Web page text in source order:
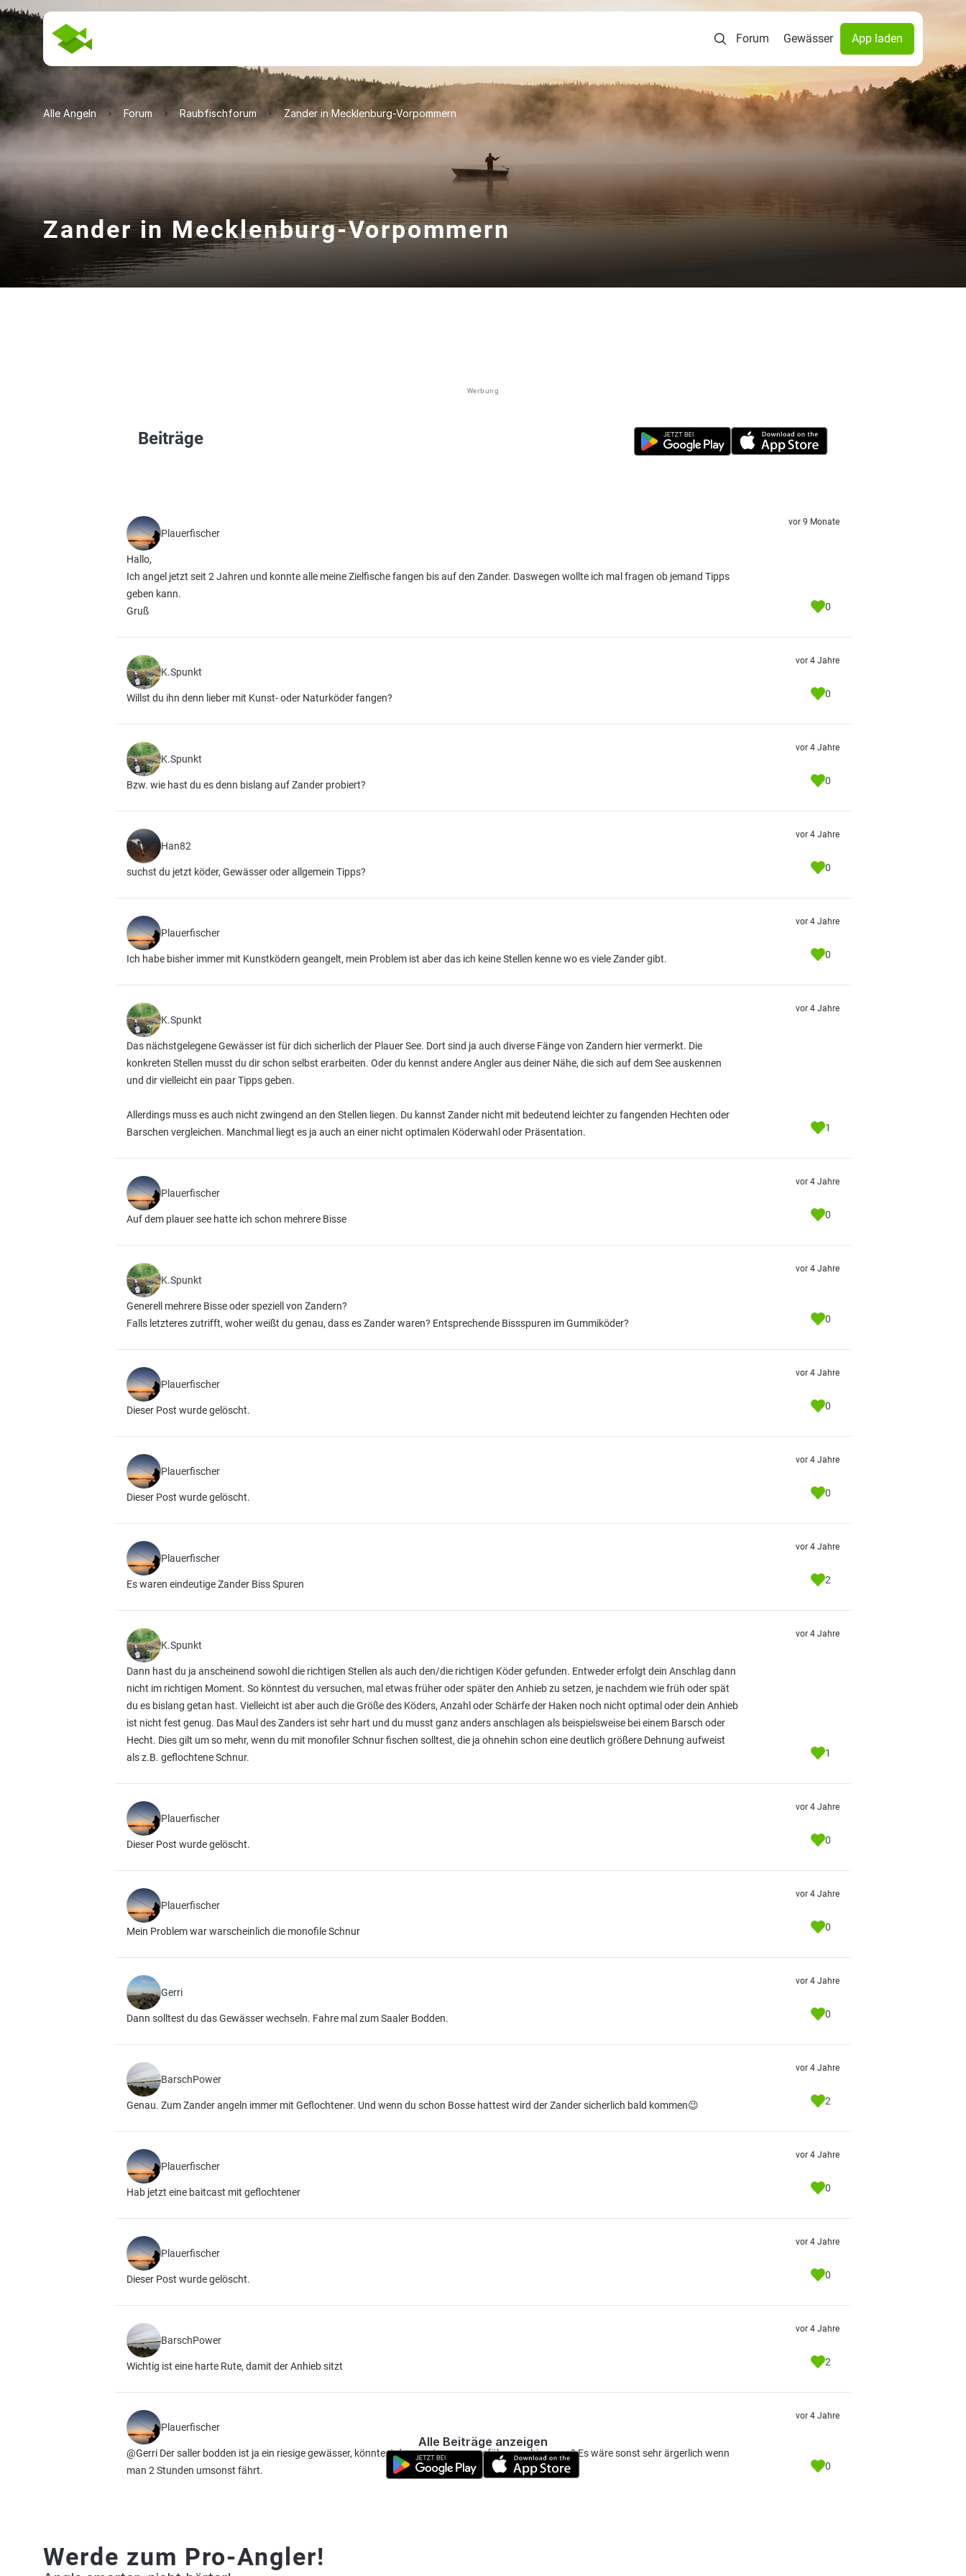
Forum Gewässer App laden
Alle Angeln Forum Raubfischforum Zander in Mecklenburg-Vorpommern
Zander in Mecklenburg-Vorpommern
Werbung
Beiträge
Plauerfischer
Hallo,
Ich angel jetzt seit 2 Jahren und konnte alle meine Zielfische fangen bis auf den Zander. Daswegen wollte ich mal fragen ob jemand Tipps
geben kann.
Gruß
vor 9 Monate
0
K.Spunkt
Willst du ihn denn lieber mit Kunst- oder Naturköder fangen?
vor 4 Jahre
0
K.Spunkt
Bzw. wie hast du es denn bislang auf Zander probiert?
vor 4 Jahre
0
Han82
suchst du jetzt köder, Gewässer oder allgemein Tipps?
vor 4 Jahre
0
Plauerfischer
Ich habe bisher immer mit Kunstködern geangelt, mein Problem ist aber das ich keine Stellen kenne wo es viele Zander gibt.
vor 4 Jahre
0
K.Spunkt
Das nächstgelegene Gewässer ist für dich sicherlich der Plauer See. Dort sind ja auch diverse Fänge von Zandern hier vermerkt. Die
konkreten Stellen musst du dir schon selbst erarbeiten. Oder du kennst andere Angler aus deiner Nähe, die sich auf dem See auskennen
und dir vielleicht ein paar Tipps geben.
Allerdings muss es auch nicht zwingend an den Stellen liegen. Du kannst Zander nicht mit bedeutend leichter zu fangenden Hechten oder
Barschen vergleichen. Manchmal liegt es ja auch an einer nicht optimalen Köderwahl oder Präsentation.
vor 4 Jahre
1
Plauerfischer
Auf dem plauer see hatte ich schon mehrere Bisse
vor 4 Jahre
0
K.Spunkt
Generell mehrere Bisse oder speziell von Zandern?
Falls letzteres zutrifft, woher weißt du genau, dass es Zander waren? Entsprechende Bissspuren im Gummiköder?
vor 4 Jahre
0
Plauerfischer
Dieser Post wurde gelöscht.
vor 4 Jahre
0
Plauerfischer
Dieser Post wurde gelöscht.
vor 4 Jahre
0
Plauerfischer
Es waren eindeutige Zander Biss Spuren
vor 4 Jahre
2
K.Spunkt
Dann hast du ja anscheinend sowohl die richtigen Stellen als auch den/die richtigen Köder gefunden. Entweder erfolgt dein Anschlag dann
nicht im richtigen Moment. So könntest du versuchen, mal etwas früher oder später den Anhieb zu setzen, je nachdem wie früh oder spät
du es bislang getan hast. Vielleicht ist aber auch die Größe des Köders, Anzahl oder Schärfe der Haken noch nicht optimal oder dein Anhieb
ist nicht fest genug. Das Maul des Zanders ist sehr hart und du musst ganz anders anschlagen als beispielsweise bei einem Barsch oder
Hecht. Dies gilt um so mehr, wenn du mit monofiler Schnur fischen solltest, die ja ohnehin schon eine deutlich größere Dehnung aufweist
als z.B. geflochtene Schnur.
vor 4 Jahre
1
Plauerfischer
Dieser Post wurde gelöscht.
vor 4 Jahre
0
Plauerfischer
Mein Problem war warscheinlich die monofile Schnur
vor 4 Jahre
0
Gerri
Dann solltest du das Gewässer wechseln. Fahre mal zum Saaler Bodden.
vor 4 Jahre
0
BarschPower
Genau. Zum Zander angeln immer mit Geflochtener. Und wenn du schon Bosse hattest wird der Zander sicherlich bald kommen😉
vor 4 Jahre
2
Plauerfischer
Hab jetzt eine baitcast mit geflochtener
vor 4 Jahre
0
Plauerfischer
Dieser Post wurde gelöscht.
vor 4 Jahre
0
BarschPower
Wichtig ist eine harte Rute, damit der Anhieb sitzt
vor 4 Jahre
2
Plauerfischer
@Gerri Der saller bodden ist ja ein riesige gewässer, könntest du verraten wo ungefähr man hin muss? Es wäre sonst sehr ärgerlich wenn
man 2 Stunden umsonst fährt.
vor 4 Jahre
0
Alle Beiträge anzeigen
Werde zum Pro-Angler!